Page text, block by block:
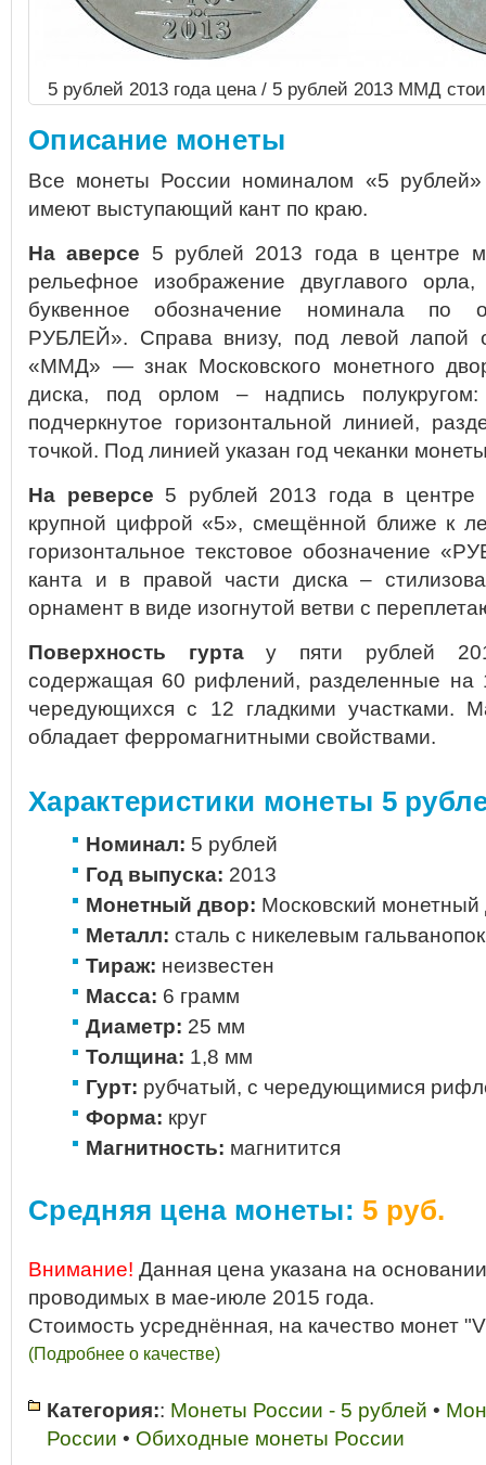
5 рублей 2013 года цена / 5 рублей 2013 ММД
Описание монеты
Все монеты России номиналом «5
имеют выступающий кант по краю.
На аверсе 5 рублей 2013 года в центре
рельефное изображение двуглавого
буквенное обозначение номинала по
РУБЛЕЙ». Справа внизу, под левой лапой
«ММД» — знак Московского монетного
диска, под орлом – надпись
подчеркнутое горизонтальной линией,
точкой. Под линией указан год чеканки
На реверсе 5 рублей 2013 года в центре
крупной цифрой «5», смещённой ближе к
горизонтальное текстовое обозначение
канта и в правой части диска –
орнамент в виде изогнутой ветви с
Поверхность гуртау пяти рублей
содержащая 60 рифлений, разделенные на
чередующихся с 12 гладкими участками.
обладает ферромагнитными свойствами.
Характеристики монеты 5
Номинал: 5 рублей
Год выпуска: 2013
Монетный двор: Московский
Металл: сталь с никелевым
Тираж: неизвестен
Масса: 6 грамм
Диаметр: 25 мм
Толщина: 1,8 мм
Гурт: рубчатый, с чередующимися
Форма: круг
Магнитность: магнитится
Средняя цена монеты: 5 руб.
Внимание! Данная цена указана на
проводимых в мае-июле 2015 года.
Стоимость усреднённая, на качество монет
(Подробнее о качестве)
Категория:: Монеты России - 5 рублей •
России • Обиходные монеты России